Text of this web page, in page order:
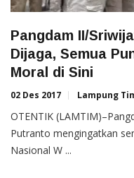
Pangdam II/
Dijaga, Semua
Moral di Sini
02 Des 2017 Lampung
OTENTIK
Putranto mengingatkan
Nasional W ...